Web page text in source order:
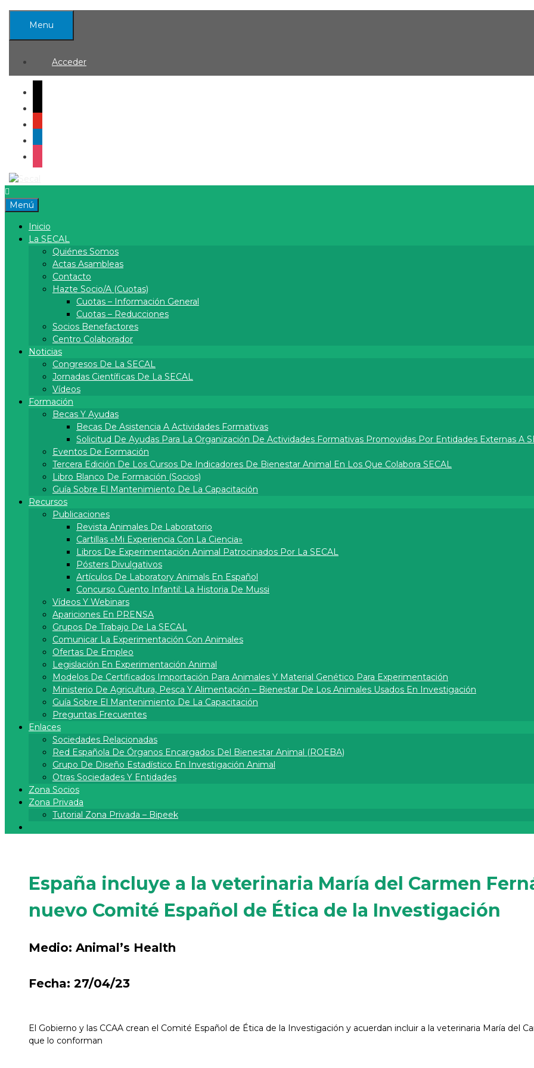
Saltar
Menu
Acceder
Menú
Inicio
La SECAL
Quiénes Somos
Actas Asambleas
Contacto
Hazte Socio/a (cuotas)
Cuotas – Información General
Cuotas – Reducciones
Socios Benefactores
Centro Colaborador
Noticias
Congresos De La SECAL
Jornadas Científicas De La SECAL
Vídeos
Formación
Becas Y Ayudas
Becas De Asistencia A Actividades Formativas
Solicitud De Ayudas Para La Organización De Actividades Formativas Promovidas Por Entidades Externas A
Eventos De Formación
Tercera Edición De Los Cursos De Indicadores De Bienestar Animal En Los Que Colabora SECAL
Libro Blanco De Formación (socios)
Guía Sobre El Mantenimiento De La Capacitación
Recursos
Publicaciones
Revista Animales De Laboratorio
Cartillas «Mi Experiencia Con La Ciencia»
Libros De Experimentación Animal Patrocinados Por La SECAL
Pósters Divulgativos
Artí­culos De Laboratory Animals En Español
Concurso Cuento Infantil: La Historia De Mussi
Vídeos Y Webinars
Apariciones En PRENSA
Grupos De Trabajo De La SECAL
Comunicar La Experimentación Con Animales
Ofertas De Empleo
Legislación En Experimentación Animal
Modelos De Certificados Importación Para Animales Y Material Genético Para Experimentación
Ministerio De Agricultura, Pesca Y Alimentación – Bienestar De Los Animales Usados En Investigación
Guía Sobre El Mantenimiento De La Capacitación
Preguntas Frecuentes
Enlaces
Sociedades Relacionadas
Red Española De Órganos Encargados Del Bienestar Animal (ROEBA)
Grupo De Diseño Estadístico En Investigación Animal​
Otras Sociedades Y Entidades
Zona Socios
Zona Privada
Tutorial Zona Privada – Bipeek
España incluye a la veterinaria María del Carmen
nuevo Comité Español de Ética de la Investigación
Medio: Animal’s Health
Fecha: 27/04/23
El Gobierno y las CCAA crean el Comité Español de Ética de la Investigación y acuerdan incluir a la veterinaria María del
que lo conforman